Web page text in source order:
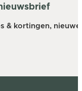
& kortingen,